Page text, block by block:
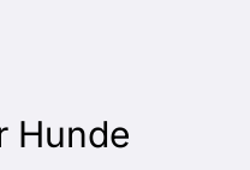
Hunde